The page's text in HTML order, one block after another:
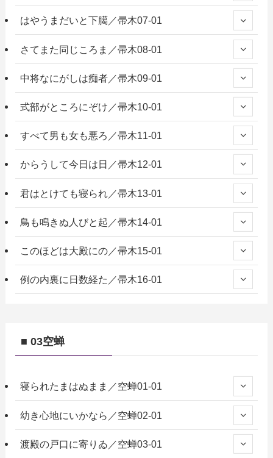
はやうまだいと下臈／帚木07-01
さてまた同じころま／帚木08-01
中将なにがしは痴者／帚木09-01
式部がところにぞけ／帚木10-01
すべて男も女も悪ろ／帚木11-01
からうして今日は日／帚木12-01
君はとけても寝られ／帚木13-01
鳥も鳴きぬ人びと起／帚木14-01
このほどは大殿にの／帚木15-01
例の内裏に日数経た／帚木16-01
■ 03空蝉
寝られたまはぬまま／空蝉01-01
幼き心地にいかなら／空蝉02-01
渡殿の戸口に寄りゐ／空蝉03-01